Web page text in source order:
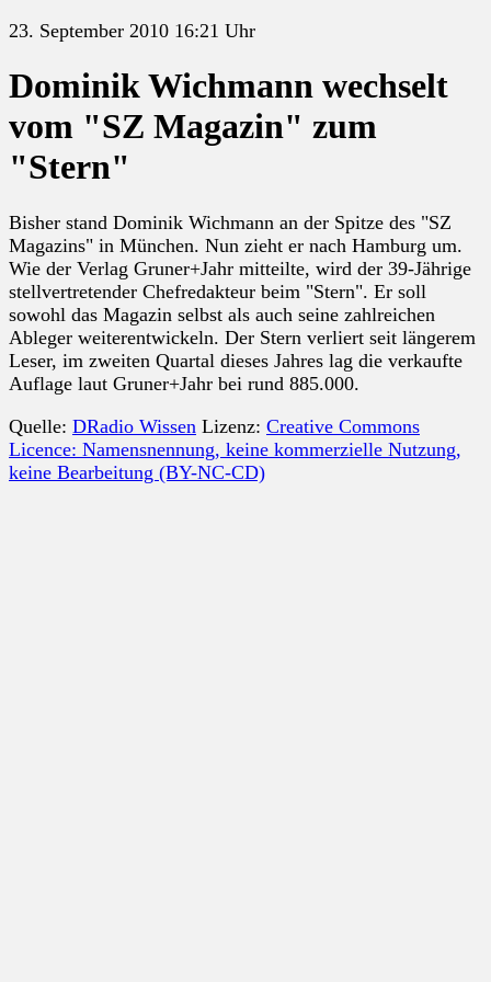
23. September 2010 16:21 Uhr
Dominik Wichmann wechselt
vom "SZ Magazin" zum
"Stern"
Bisher stand Dominik Wichmann an der Spitze des "SZ
Magazins" in München. Nun zieht er nach Hamburg um.
Wie der Verlag Gruner+Jahr mitteilte, wird der 39-Jährige
stellvertretender Chefredakteur beim "Stern". Er soll
sowohl das Magazin selbst als auch seine zahlreichen
Ableger weiterentwickeln. Der Stern verliert seit längerem
Leser, im zweiten Quartal dieses Jahres lag die verkaufte
Auflage laut Gruner+Jahr bei rund 885.000.
Quelle: DRadio Wissen Lizenz: Creative Commons
Licence: Namensnennung, keine kommerzielle Nutzung,
keine Bearbeitung (BY-NC-CD)